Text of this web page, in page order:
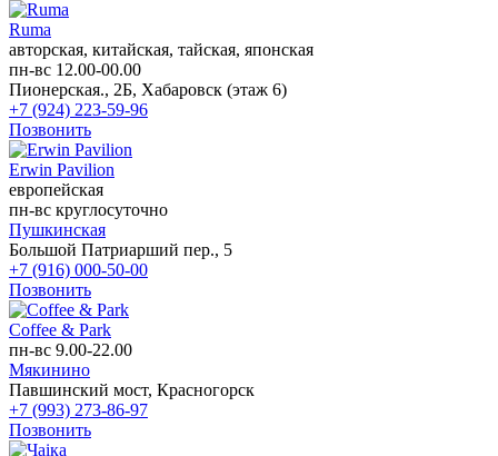
Ruma
авторская, китайская, тайская, японская
пн-вс 12.00-00.00
Пионерская., 2Б, Хабаровск (этаж 6)
+7 (924) 223-59-96
Позвонить
Erwin Pavilion
европейская
пн-вс круглосуточно
Пушкинская
Большой Патриарший пер., 5
+7 (916) 000-50-00
Позвонить
Coffee & Park
пн-вс 9.00-22.00
Мякинино
Павшинский мост, Красногорск
+7 (993) 273-86-97
Позвонить